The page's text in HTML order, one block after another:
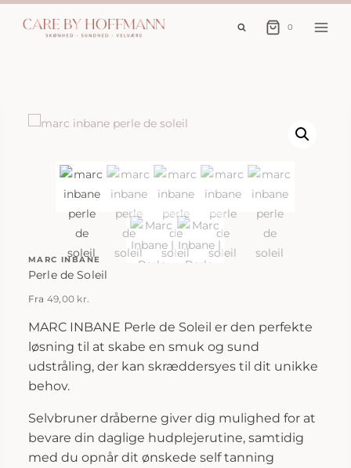
Fortsæt
0
MARC INBANE
Perle de Soleil
Fra 49,00 kr.
MARC INBANE Perle de Soleil er den perfekte
løsning til at skabe en smuk og sund
udstråling, der kan skræddersyes til dit unikke
behov.
Selvbruner dråberne giver dig mulighed for at
bevare din daglige hudplejerutine, samtidig
med du opnår dit ønskede self tanning